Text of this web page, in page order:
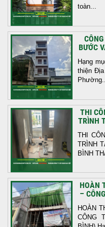
toàn...
BƯỚC
Hạng
thiện
Phường...
THI
TRÌNH
THI
TRÌNH
BÌNH
HOÀN
–
HOÀN
CÔNG